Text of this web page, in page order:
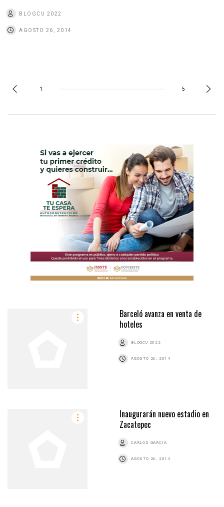
BLOGCU 2022
AGOSTO 26, 2014
1 5
Barceló avanza en venta de
hoteles
BLOGCU 2022
AGOSTO 26, 2014
Inaugurarán nuevo estadio en
Zacatepec
CARLOS GARCÍA
AGOSTO 26, 2014